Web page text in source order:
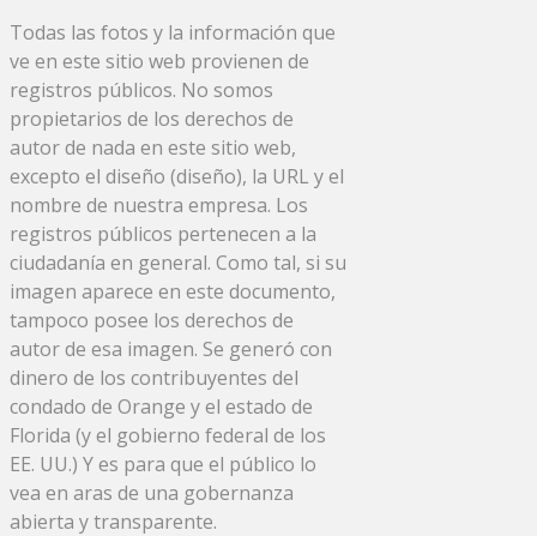
Todas las fotos y la información que
ve en este sitio web provienen de
registros públicos. No somos
propietarios de los derechos de
autor de nada en este sitio web,
excepto el diseño (diseño), la URL y el
nombre de nuestra empresa. Los
registros públicos pertenecen a la
ciudadanía en general. Como tal, si su
imagen aparece en este documento,
tampoco posee los derechos de
autor de esa imagen. Se generó con
dinero de los contribuyentes del
condado de Orange y el estado de
Florida (y el gobierno federal de los
EE. UU.) Y es para que el público lo
vea en aras de una gobernanza
abierta y transparente.